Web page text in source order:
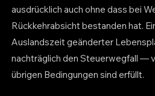
ausdrücklich auch ohne dass bei
Rückkehrabsicht bestanden hat.
Auslandszeit geänderter
nachträglich den Steuerwegfall —
übrigen Bedingungen sind erfüllt.